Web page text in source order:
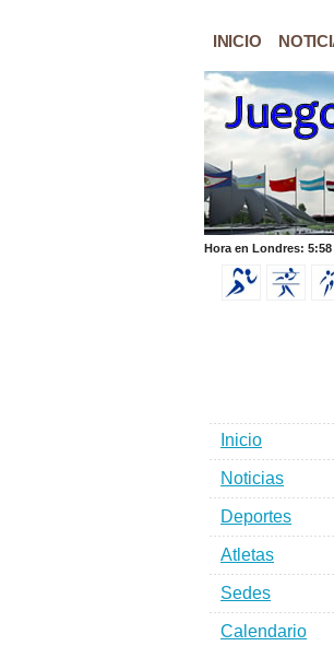
INICIO
Hora en Londres:
Inicio
Noticias
Deportes
Atletas
Sedes
Calendario